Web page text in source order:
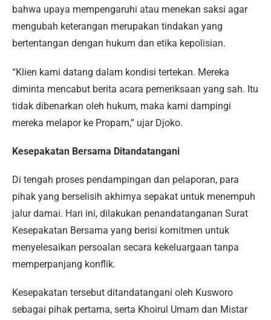
bahwa upaya mempengaruhi atau menekan saksi agar
mengubah keterangan merupakan tindakan yang
bertentangan dengan hukum dan etika kepolisian.
“Klien kami datang dalam kondisi tertekan. Mereka
diminta mencabut berita acara pemeriksaan yang sah. Itu
tidak dibenarkan oleh hukum, maka kami dampingi
mereka melapor ke Propam,” ujar Djoko.
Kesepakatan Bersama Ditandatangani
Di tengah proses pendampingan dan pelaporan, para
pihak yang berselisih akhirnya sepakat untuk menempuh
jalur damai. Hari ini, dilakukan penandatanganan Surat
Kesepakatan Bersama yang berisi komitmen untuk
menyelesaikan persoalan secara kekeluargaan tanpa
memperpanjang konflik.
Kesepakatan tersebut ditandatangani oleh Kusworo
sebagai pihak pertama, serta Khoirul Umam dan Mistar